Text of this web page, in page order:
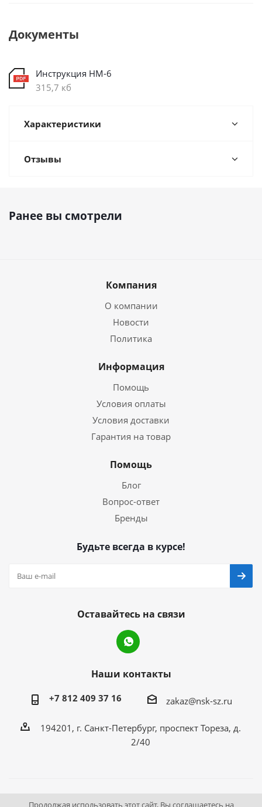
Документы
Инструкция НМ-6
315,7 кб
Характеристики
Отзывы
Ранее вы смотрели
Компания
О компании
Новости
Политика
Информация
Помощь
Условия оплаты
Условия доставки
Гарантия на товар
Помощь
Блог
Вопрос-ответ
Бренды
Будьте всегда в курсе!
Оставайтесь на связи
Наши контакты
+7 812 409 37 16 zakaz@nsk-sz.ru
194201, г. Санкт-Петербург, проспект Тореза, д.
2/40
2026 © Все права защищены «НСК Северо-Запад».
Продолжая использовать этот сайт, Вы соглашаетесь на